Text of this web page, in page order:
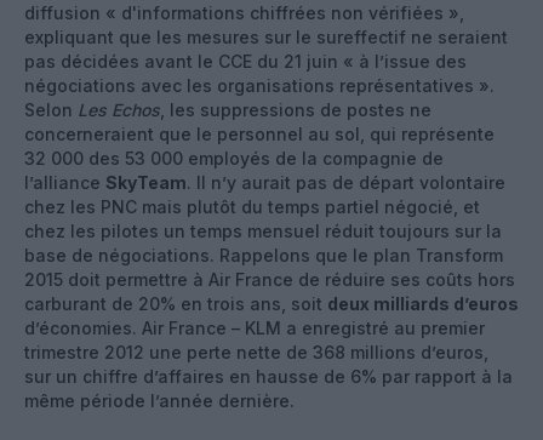
diffusion « d'informations chiffrées non vérifiées »,
expliquant que les mesures sur le sureffectif ne seraient
pas décidées avant le CCE du 21 juin « à l’issue des
négociations avec les organisations représentatives ».
Selon Les Echos , les suppressions de postes ne
concerneraient que le personnel au sol, qui représente
32 000 des 53 000 employés de la compagnie de
l’alliance SkyTeam. Il n’y aurait pas de départ volontaire
chez les PNC mais plutôt du temps partiel négocié, et
chez les pilotes un temps mensuel réduit toujours sur la
base de négociations. Rappelons que le plan Transform
2015 doit permettre à Air France de réduire ses coûts hors
carburant de 20% en trois ans, soit deux milliards d’euros
d’économies. Air France – KLM a enregistré au premier
trimestre 2012 une perte nette de 368 millions d’euros,
sur un chiffre d’affaires en hausse de 6% par rapport à la
même période l’année dernière.